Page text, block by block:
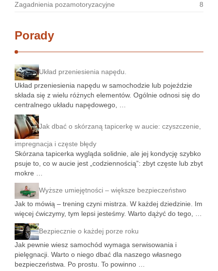
Zagadnienia pozamotoryzacyjne
8
Porady
Układ przeniesienia napędu.
Układ przeniesienia napędu w samochodzie lub pojeździe
składa się z wielu różnych elementów. Ogólnie odnosi się do
centralnego układu napędowego, …
Jak dbać o skórzaną tapicerkę w aucie: czyszczenie,
impregnacja i częste błędy
Skórzana tapicerka wygląda solidnie, ale jej kondycję szybko
psuje to, co w aucie jest „codziennością”: zbyt częste lub zbyt
mokre …
Wyższe umiejętności – większe bezpieczeństwo
Jak to mówią – trening czyni mistrza. W każdej dziedzinie. Im
więcej ćwiczymy, tym lepsi jesteśmy. Warto dążyć do tego, …
Bezpiecznie o każdej porze roku
Jak pewnie wiesz samochód wymaga serwisowania i
pielęgnacji. Warto o niego dbać dla naszego własnego
bezpieczeństwa. Po prostu. To powinno …